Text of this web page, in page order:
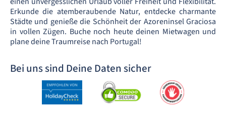
Erkunde die atemberaubende Natur, entdecke charmante
Städte und genieße die Schönheit der Azoreninsel Graciosa
in vollen Zügen. Buche noch heute deinen Mietwagen und
plane deine Traumreise nach Portugal!
Bei uns sind Deine Daten sicher